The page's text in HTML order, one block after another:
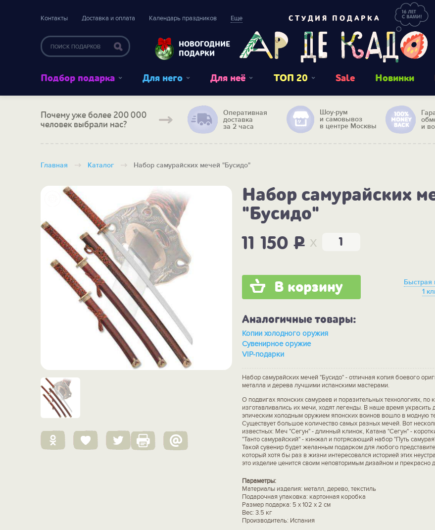
Контакты Доставка и оплата Календарь праздников Еще
НОВОГОДНИЕ
ПОДАРКИ
СТУДИЯ ПОДАРКА
Подбор подарка Для него Для неё ТОП 20 Sale Новинки
Почему уже более 200 000
человек выбрали нас?
Оперативная
доставка
за 2 часа
Шоу-рум
и самовывоз
в центре Москвы
и
Главная Каталог Набор самурайских мечей "Бусидо"
Набор самурайских
"Бусидо"
11 150P x
В корзину
Быстрая
1
Аналогичные товары:
Копии холодного оружия
Сувенирное оружие
VIP-подарки
Набор самурайских мечей "Бусидо" - отличная копия боевого
металла и дерева лучшими испанскими мастерами.
О подвигах японских самураев и поразительных технологиях, по
изготавливались их мечи, ходят легенды. В наше время украсить
эпическим холодным оружием японских воинов вошло в модную
Существует большое количество самых разных мечей. Вот
известных: Меч "Сегун" - длинный клинок, Катана "Сегун" -
"Танто самурайский" - кинжал и потрясающий набор "Путь
Такой сувенир будет желанным подарком для любого
который хотя бы раз в жизни интересовался историей этих
это изделие ценится своим неповторимым дизайном и прекрасно
Параметры:
Материалы изделия: металл, дерево, текстиль
Подарочная упаковка: картонная коробка
Размер подарка: 5 x 102 x 2 см
Вес: 3.5 кг
Производитель: Испания